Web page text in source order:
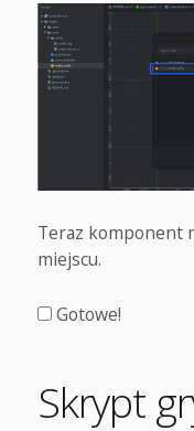
Teraz komponent
miejscu.
Gotowe!
Skrypt